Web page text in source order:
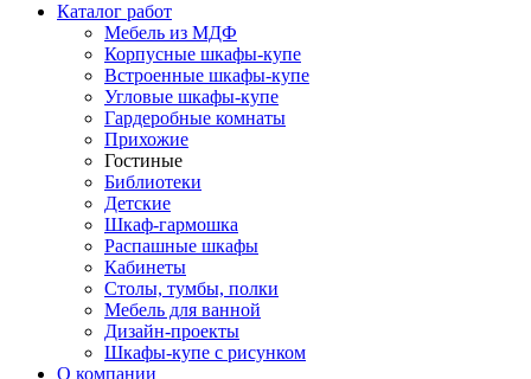
Каталог работ
Мебель из МДФ
Корпусные шкафы-купе
Встроенные шкафы-купе
Угловые шкафы-купе
Гардеробные комнаты
Прихожие
Гостиные
Библиотеки
Детские
Шкаф-гармошка
Распашные шкафы
Кабинеты
Столы, тумбы, полки
Мебель для ванной
Дизайн-проекты
Шкафы-купе с рисунком
О компании